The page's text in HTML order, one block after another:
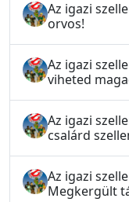
Az igazi
orvos!
Az igazi
viheted
Az igazi
csalárd
Az igazi
Megkergült